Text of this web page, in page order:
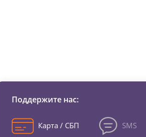
Поддержите нас:
Карта / СБП SMS